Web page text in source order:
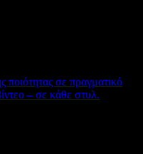
ποιότητας σε πραγματικό
– σε κάθε στυλ.